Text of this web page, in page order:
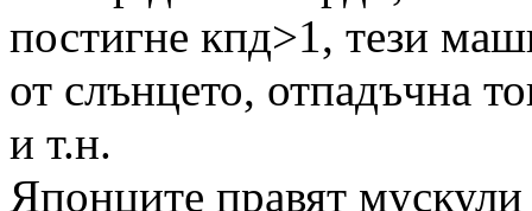
постигне кпд>1, тези
от слънцето, отпадъчна
и т.н.
Японците правят